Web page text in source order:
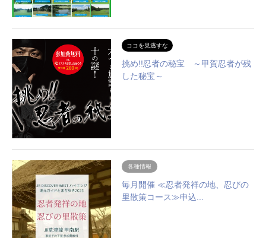
ココを見逃すな
挑め!!忍者の秘宝 ～甲賀忍者が残
した秘宝～
各種情報
毎月開催 ≪忍者発祥の地、忍びの
里散策コース≫申込...